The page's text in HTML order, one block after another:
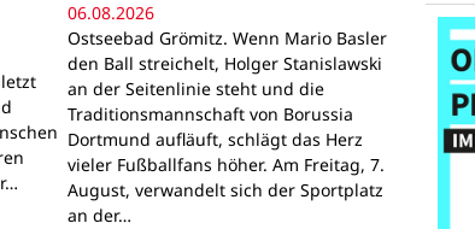
06.08.2026
Ostseebad Grömitz. Wenn Mario Basler
den Ball streichelt, Holger Stanislawski
an der Seitenlinie steht und die
Traditionsmannschaft von Borussia
Dortmund aufläuft, schlägt das Herz
vieler Fußballfans höher. Am Freitag, 7.
August, verwandelt sich der Sportplatz
an der…